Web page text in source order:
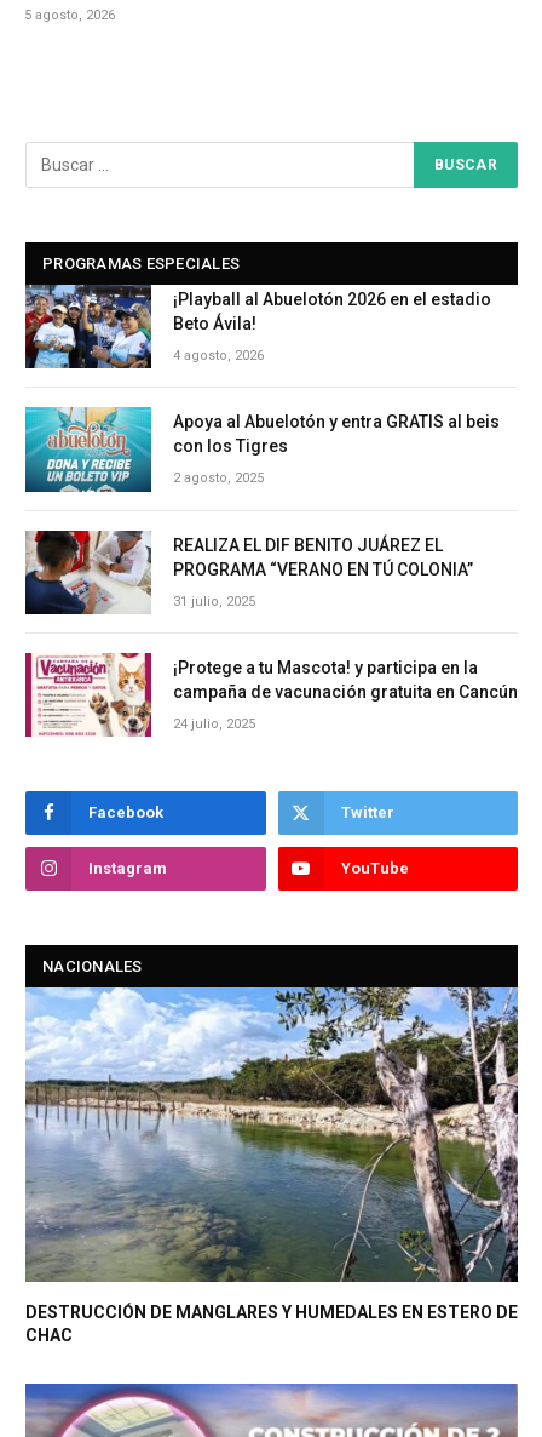
5 agosto, 2026
PROGRAMAS ESPECIALES
¡Playball al Abuelotón 2026 en el estadio
Beto Ávila!
4 agosto, 2026
Apoya al Abuelotón y entra GRATIS al beis
con los Tigres
2 agosto, 2025
REALIZA EL DIF BENITO JUÁREZ EL
PROGRAMA “VERANO EN TÚ COLONIA”
31 julio, 2025
¡Protege a tu Mascota! y participa en la
campaña de vacunación gratuita en Cancún
24 julio, 2025
Facebook Twitter
Instagram YouTube
NACIONALES
DESTRUCCIÓN DE MANGLARES Y HUMEDALES EN ESTERO DE
CHAC